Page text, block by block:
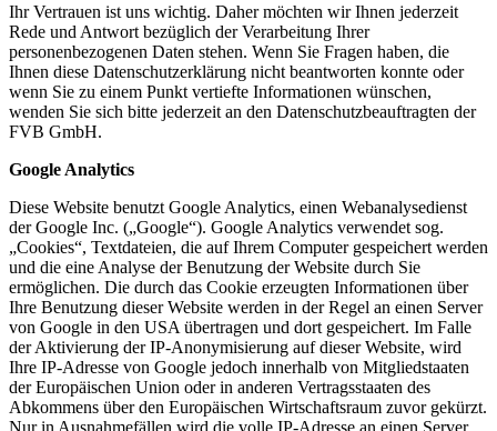
Ihr Vertrauen ist uns wichtig. Daher möchten wir Ihnen jederzeit
Rede und Antwort bezüglich der Verarbeitung Ihrer
personenbezogenen Daten stehen. Wenn Sie Fragen haben, die
Ihnen diese Datenschutzerklärung nicht beantworten konnte oder
wenn Sie zu einem Punkt vertiefte Informationen wünschen,
wenden Sie sich bitte jederzeit an den Datenschutzbeauftragten der
FVB GmbH.
Google Analytics
Diese Website benutzt Google Analytics, einen Webanalysedienst
der Google Inc. („Google“). Google Analytics verwendet sog.
„Cookies“, Textdateien, die auf Ihrem Computer gespeichert werden
und die eine Analyse der Benutzung der Website durch Sie
ermöglichen. Die durch das Cookie erzeugten Informationen über
Ihre Benutzung dieser Website werden in der Regel an einen Server
von Google in den USA übertragen und dort gespeichert. Im Falle
der Aktivierung der IP-Anonymisierung auf dieser Website, wird
Ihre IP-Adresse von Google jedoch innerhalb von Mitgliedstaaten
der Europäischen Union oder in anderen Vertragsstaaten des
Abkommens über den Europäischen Wirtschaftsraum zuvor gekürzt.
Nur in Ausnahmefällen wird die volle IP-Adresse an einen Server